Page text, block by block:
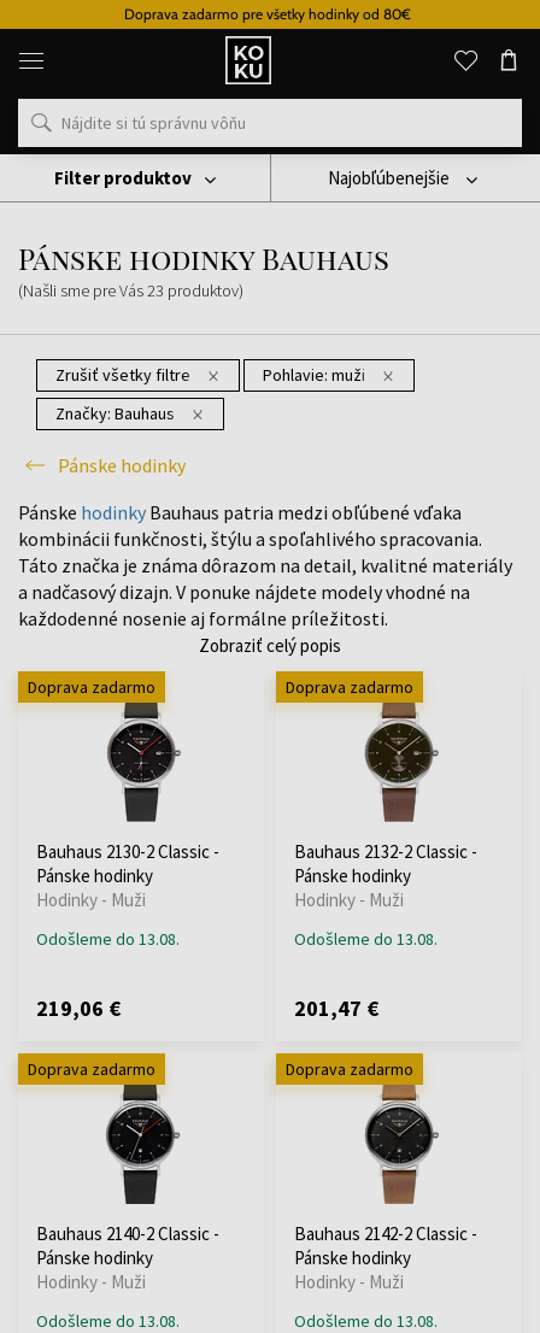
Doprava zadarmo pre všetky hodinky od 80€
Originálne
parfémy
hodinky
na
mieste
Hodinky
Pánske Hodinky Pánske Hodinky Bauhaus
Pánske hodinky Bauhaus
(Našli sme pre Vás23 produktov)
Najobľúbenejšie
Zrušiť všetky filtre Pohlavie: muži
Značky: Bauhaus
Pánske hodinky
Filter produktov
Pánske hodinky Bauhaus patria medzi obľúbené vďaka
kombinácii funkčnosti, štýlu a spoľahlivého spracovania.
Táto značka je známa dôrazom na detail, kvalitné materiály
a nadčasový dizajn. V ponuke nájdete modely vhodné na
každodenné nosenie aj formálne príležitosti.
Zobraziť celý popis
Doprava zadarmo
Bauhaus 2130-2 Classic -
Pánske hodinky
Hodinky - Muži
Odošleme do 13.08.
219,06 €
Doprava zadarmo
Bauhaus 2132-2 Classic -
Pánske hodinky
Hodinky - Muži
Odošleme do 13.08.
201,47 €
Doprava zadarmo
Bauhaus 2140-2 Classic -
Pánske hodinky
Hodinky - Muži
Odošleme do 13.08.
Doprava zadarmo
Bauhaus 2142-2 Classic -
Pánske hodinky
Hodinky - Muži
Odošleme do 13.08.